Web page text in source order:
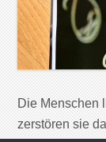
Die Menschen
zerstören sie